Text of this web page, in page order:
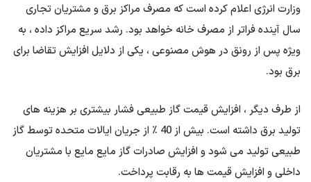
وزارت انرژی اعلام کرده است که مصرف مراکز برق و مشتریان تجاری
سال آینده فراتر از مصرف خانه خواهد بود. رشد سریع مراکز داده ، به
ویژه پس از رونق در هوش مصنوعی ، یکی از دلایل افزایش تقاضا برای
برق بود.
از طرف دیگر ، افزایش قیمت گاز طبیعی فشار بیشتری بر هزینه های
تولید برق داشته است. بیش از 40 ٪ از جریان ایالات متحده توسط گاز
طبیعی تولید می شود و افزایش صادرات گاز مایع مایع با مشتریان
داخلی و افزایش قیمت ها به رقابت پرداخت.